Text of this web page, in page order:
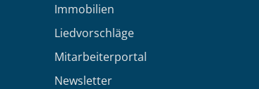
Immobilien
Liedvorschläge
Mitarbeiterportal
Newsletter